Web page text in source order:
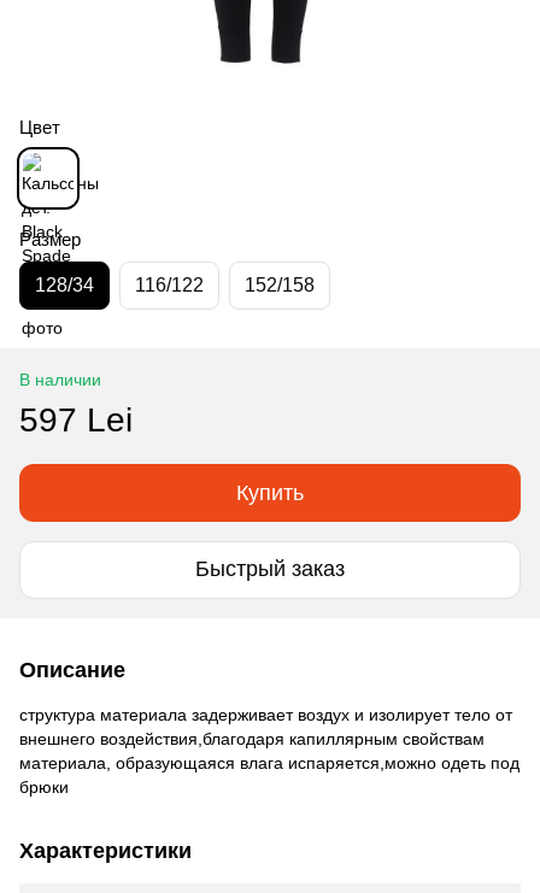
Цвет
Размер
128/34 116/122 152/158
В наличии
597 Lei
Купить
Быстрый заказ
Описание
структура материала задерживает воздух и изолирует тело от
внешнего воздействия,благодаря капиллярным свойствам
материала, образующаяся влага испаряется,можно одеть под
брюки
Характеристики